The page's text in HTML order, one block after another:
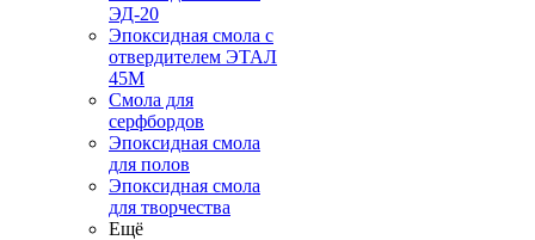
ЭД-20
Эпоксидная смола с
отвердителем ЭТАЛ
45М
Смола для
серфбордов
Эпоксидная смола
для полов
Эпоксидная смола
для творчества
Ещё